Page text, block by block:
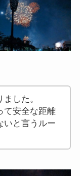
した。
て安全な距離
いと言うルー